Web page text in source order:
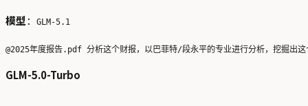
模型 ： GLM-5.1
GLM-5.0-Turbo